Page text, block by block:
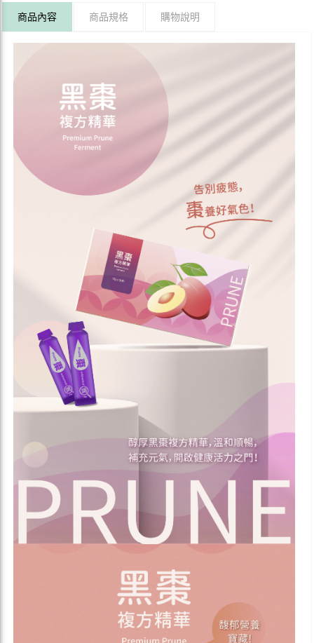
商品內容 商品規格 購物說明